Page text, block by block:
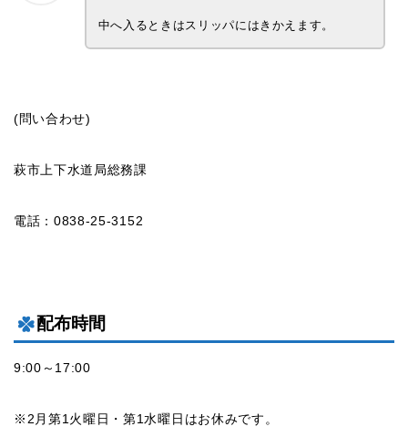
中へ入るときはスリッパにはきかえます。
(問い合わせ)
萩市上下水道局総務課
電話：0838-25-3152
配布時間
9:00～17:00
※2月第1火曜日・第1水曜日はお休みです。